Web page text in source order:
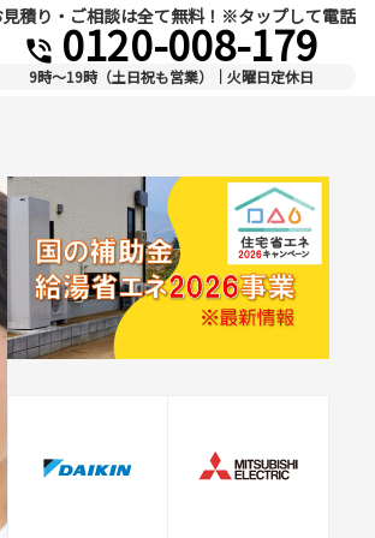
見積り・ご相談は全て無料！※タップして電話
phone_in_talk 0120-008-179
9時～19時（土日祝も営業）｜火曜日定休日